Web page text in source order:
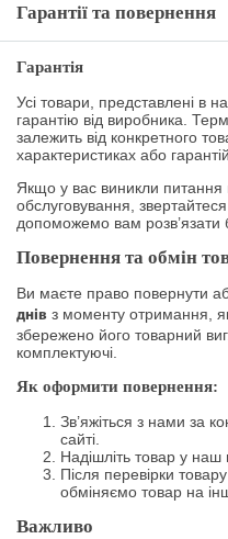
Гарантії та повернення
Гарантія
Усі товари, представлені в
гарантію від виробника.
залежить від конкретного
характеристиках або
Якщо у вас виникли питання
обслуговування,
допоможемо вам розв’язати
Повернення та обмін
Ви маєте право повернути
днів з моменту отримання,
збережено його товарний
комплектуючі.
Як оформити повернення:
Зв’яжіться з нами за
сайті.
Надішліть товар у наш
Після перевірки
обміняємо товар на
Важливо